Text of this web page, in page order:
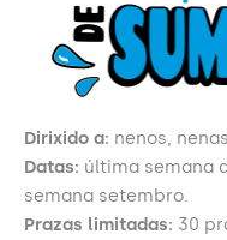
Dirixido a: nenos,
Datas: última semana
semana setembro.
Prazas limitadas: 30